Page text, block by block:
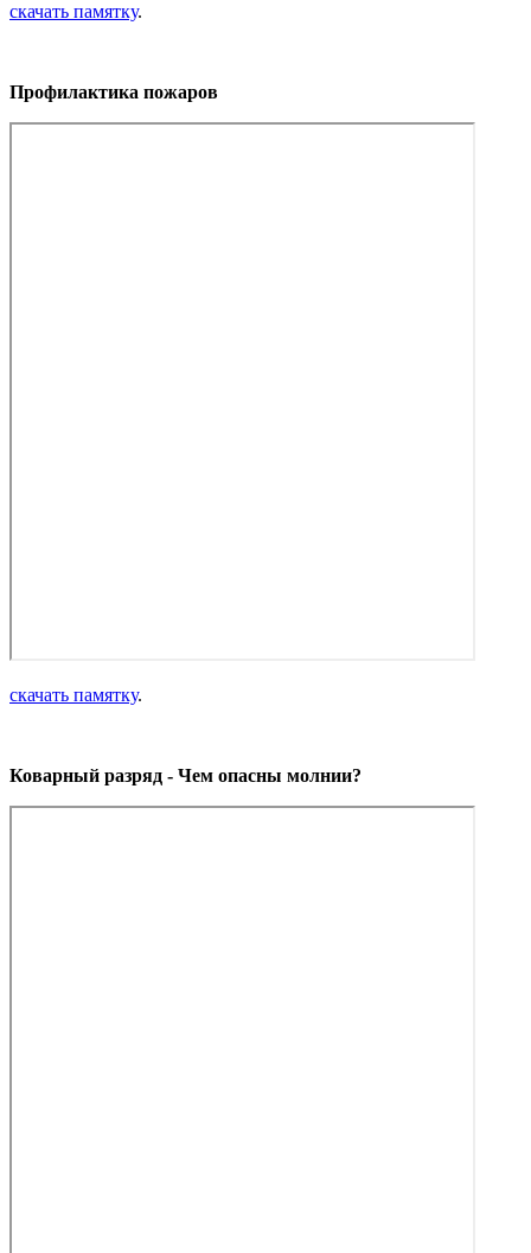
скачать памятку.
Профилактика пожаров
скачать памятку.
Коварный разряд - Чем опасны молнии?